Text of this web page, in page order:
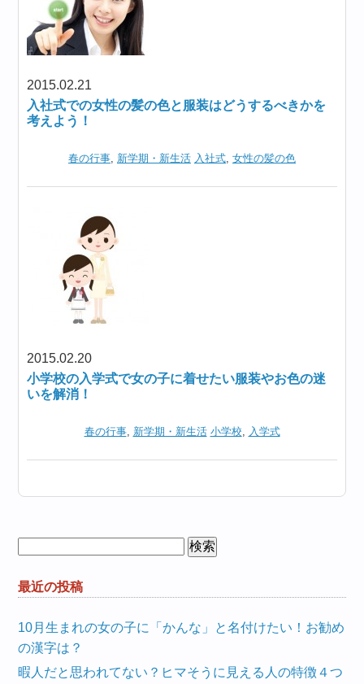
2015.02.21
入社式での女性の髪の色と服装はどうするべきかを
考えよう！
春の行事, 新学期・新生活 入社式, 女性の髪の色
2015.02.20
小学校の入学式で女の子に着せたい服装やお色の迷
いを解消！
春の行事, 新学期・新生活 小学校, 入学式
最近の投稿
10月生まれの女の子に「かんな」と名付けたい！お勧め
の漢字は？
暇人だと思われてない？ヒマそうに見える人の特徴４つ